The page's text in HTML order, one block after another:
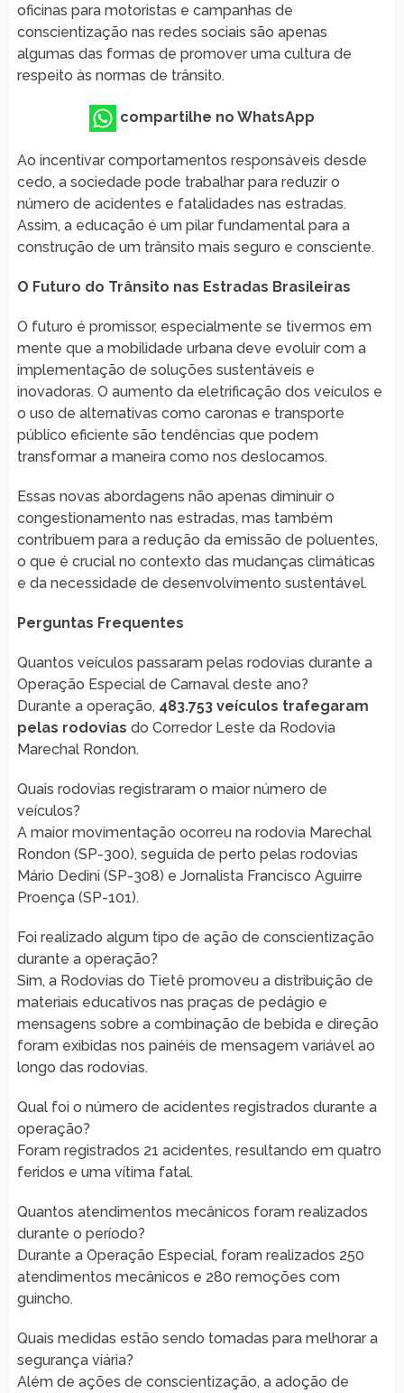
oficinas para motoristas e campanhas de
conscientização nas redes sociais são apenas
algumas das formas de promover uma cultura de
respeito às normas de trânsito.
compartilhe no WhatsApp
Ao incentivar comportamentos responsáveis desde
cedo, a sociedade pode trabalhar para reduzir o
número de acidentes e fatalidades nas estradas.
Assim, a educação é um pilar fundamental para a
construção de um trânsito mais seguro e consciente.
O Futuro do Trânsito nas Estradas Brasileiras
O futuro é promissor, especialmente se tivermos em
mente que a mobilidade urbana deve evoluir com a
implementação de soluções sustentáveis e
inovadoras. O aumento da eletrificação dos veículos e
o uso de alternativas como caronas e transporte
público eficiente são tendências que podem
transformar a maneira como nos deslocamos.
Essas novas abordagens não apenas diminuir o
congestionamento nas estradas, mas também
contribuem para a redução da emissão de poluentes,
o que é crucial no contexto das mudanças climáticas
e da necessidade de desenvolvimento sustentável.
Perguntas Frequentes
Quantos veículos passaram pelas rodovias durante a
Operação Especial de Carnaval deste ano?
Durante a operação, 483.753 veículos trafegaram
pelas rodovias do Corredor Leste da Rodovia
Marechal Rondon.
Quais rodovias registraram o maior número de
veículos?
A maior movimentação ocorreu na rodovia Marechal
Rondon (SP-300), seguida de perto pelas rodovias
Mário Dedini (SP-308) e Jornalista Francisco Aguirre
Proença (SP-101).
Foi realizado algum tipo de ação de conscientização
durante a operação?
Sim, a Rodovias do Tietê promoveu a distribuição de
materiais educativos nas praças de pedágio e
mensagens sobre a combinação de bebida e direção
foram exibidas nos painéis de mensagem variável ao
longo das rodovias.
Qual foi o número de acidentes registrados durante a
operação?
Foram registrados 21 acidentes, resultando em quatro
feridos e uma vítima fatal.
Quantos atendimentos mecânicos foram realizados
durante o período?
Durante a Operação Especial, foram realizados 250
atendimentos mecânicos e 280 remoções com
guincho.
Quais medidas estão sendo tomadas para melhorar a
segurança viária?
Além de ações de conscientização, a adoção de